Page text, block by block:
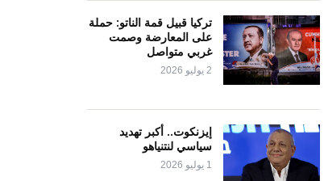
تركيا قبيل قمة الناتو: حملة
على المعارضة وصمت
غربي متواصل
2 يوليو 2026
إيزنكوت.. أكبر تهديد
سياسي لنتنياهو
1 يوليو 2026